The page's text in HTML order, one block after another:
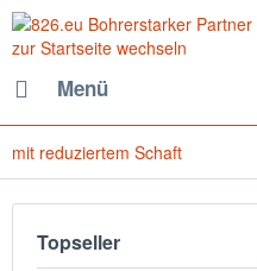
Menü
mit reduziertem Schaft
Topseller